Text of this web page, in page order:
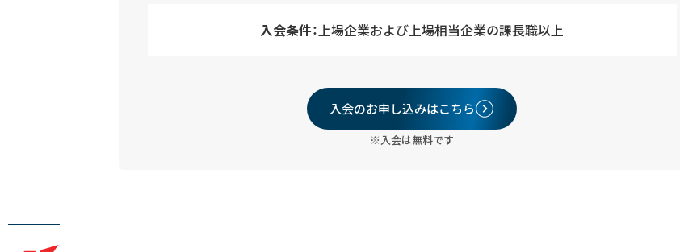
入会条件：上場企業および上場相当企業の課長職以上
入会のお申し込みはこちら
※入会は無料です